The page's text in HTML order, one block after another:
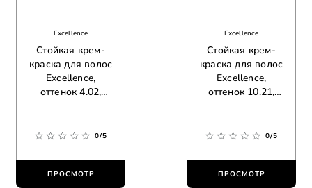
Excellence
Стойкая крем-
краска для волос
Excellence,
оттенок 4.02,
0/5
ПРОСМОТР
Excellence
Стойкая крем-
краска для волос
Excellence,
оттенок 10.21,
перламутровый
0/5
ПРОСМОТР